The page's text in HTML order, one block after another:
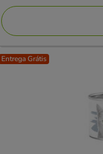
avaliações
19.87€
Entrega Grátis